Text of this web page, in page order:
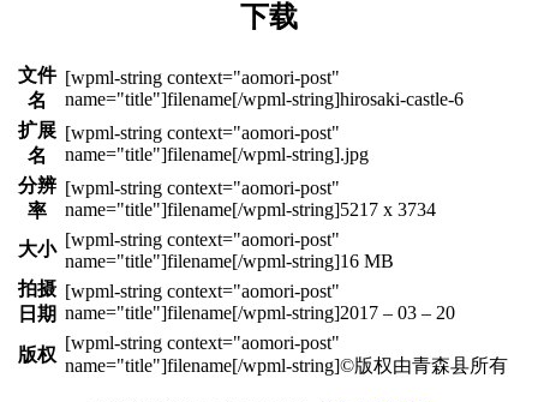
下载
文件
名
hirosaki-castle-6
扩展
名
.jpg
分辨
率
5217 x 3734
大小
16 MB
拍摄
日期
2017 – 03 – 20
版权
©版权由青森县所有